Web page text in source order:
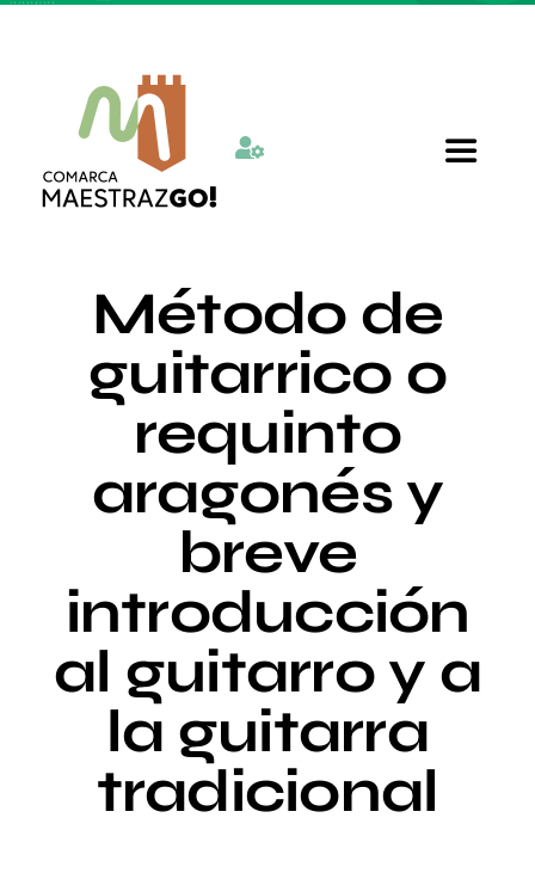
Toggle
Quienes somos
Departamentos
Actualidad
Setas
Contacto
Método de
guitarrico o
requinto
aragonés y
breve
introducción
al guitarro y a
la guitarra
tradicional